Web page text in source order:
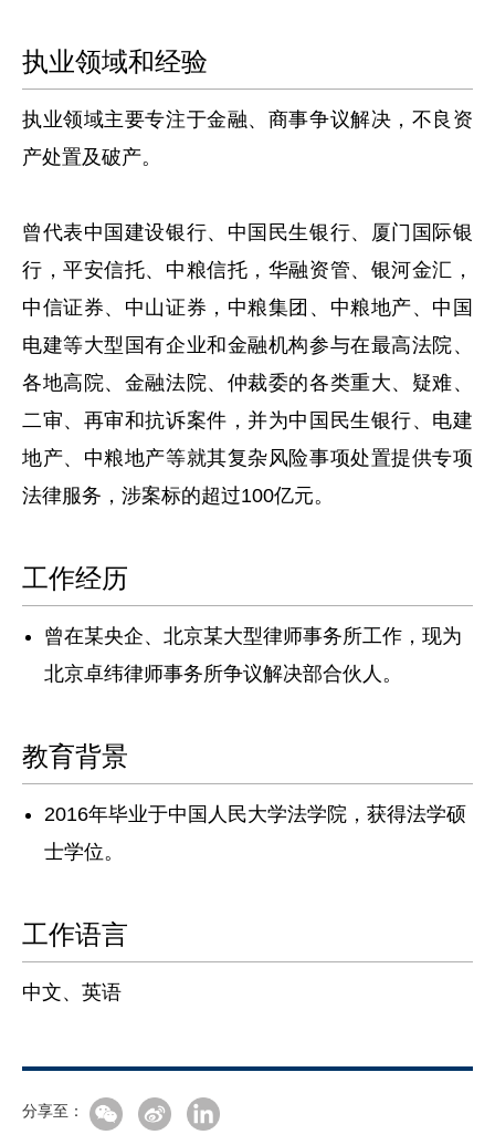
执业领域和经验
执业领域主要专注于金融、商事争议解决，不良资
产处置及破产。
曾代表中国建设银行、中国民生银行、厦门国际银
行，平安信托、中粮信托，华融资管、银河金汇，
中信证券、中山证券，中粮集团、中粮地产、中国
电建等大型国有企业和金融机构参与在最高法院、
各地高院、金融法院、仲裁委的各类重大、疑难、
二审、再审和抗诉案件，并为中国民生银行、电建
地产、中粮地产等就其复杂风险事项处置提供专项
法律服务，涉案标的超过100亿元。
工作经历
曾在某央企、北京某大型律师事务所工作，现为
北京卓纬律师事务所争议解决部合伙人。
教育背景
2016年毕业于中国人民大学法学院，获得法学硕
士学位。
工作语言
中文、英语
分享至：